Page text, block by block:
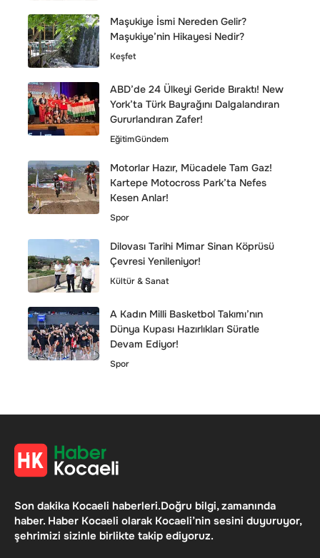
Maşukiye İsmi Nereden Gelir?
Maşukiye’nin Hikayesi Nedir?
Keşfet
ABD’de 24 Ülkeyi Geride Bıraktı! New
York’ta Türk Bayrağını Dalgalandıran
Gururlandıran Zafer!
EğitimGündem
Motorlar Hazır, Mücadele Tam Gaz!
Kartepe Motocross Park’ta Nefes
Kesen Anlar!
Spor
Dilovası Tarihi Mimar Sinan Köprüsü
Çevresi Yenileniyor!
Kültür & Sanat
A Kadın Milli Basketbol Takımı’nın
Dünya Kupası Hazırlıkları Süratle
Devam Ediyor!
Spor
Son dakika Kocaeli haberleri.Doğru bilgi, zamanında
haber. Haber Kocaeli olarak Kocaeli’nin sesini duyuruyor,
şehrimizi sizinle birlikte takip ediyoruz.